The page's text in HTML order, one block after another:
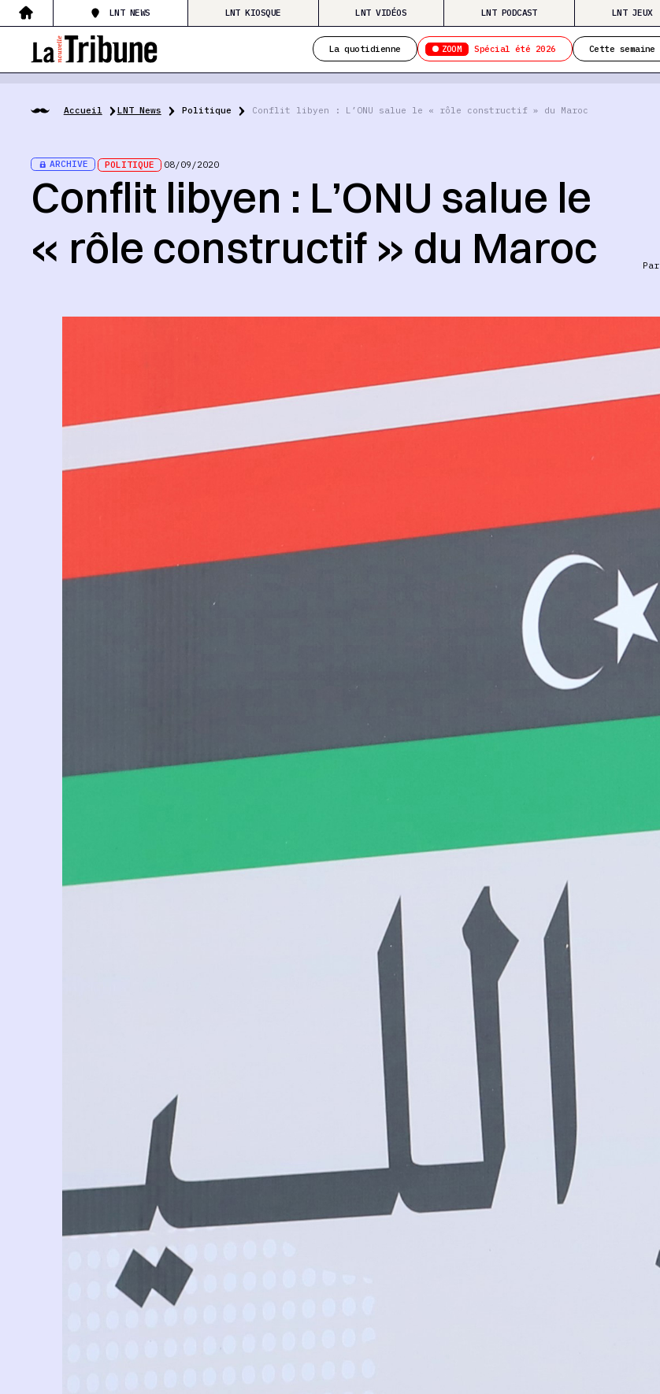
LNT NEWS LNT KIOSQUE LNT VIDÉOS LNT PODCAST LNT JEUX
La quotidienne ZOOM Spécial été 2026 Cette semaine
Accueil LNT News Politique Conflit libyen : L’ONU salue le « rôle constructif » du Maroc
ARCHIVE POLITIQUE 08/09/2020
Conflit libyen : L’ONU salue le
« rôle constructif » du Maroc
Par